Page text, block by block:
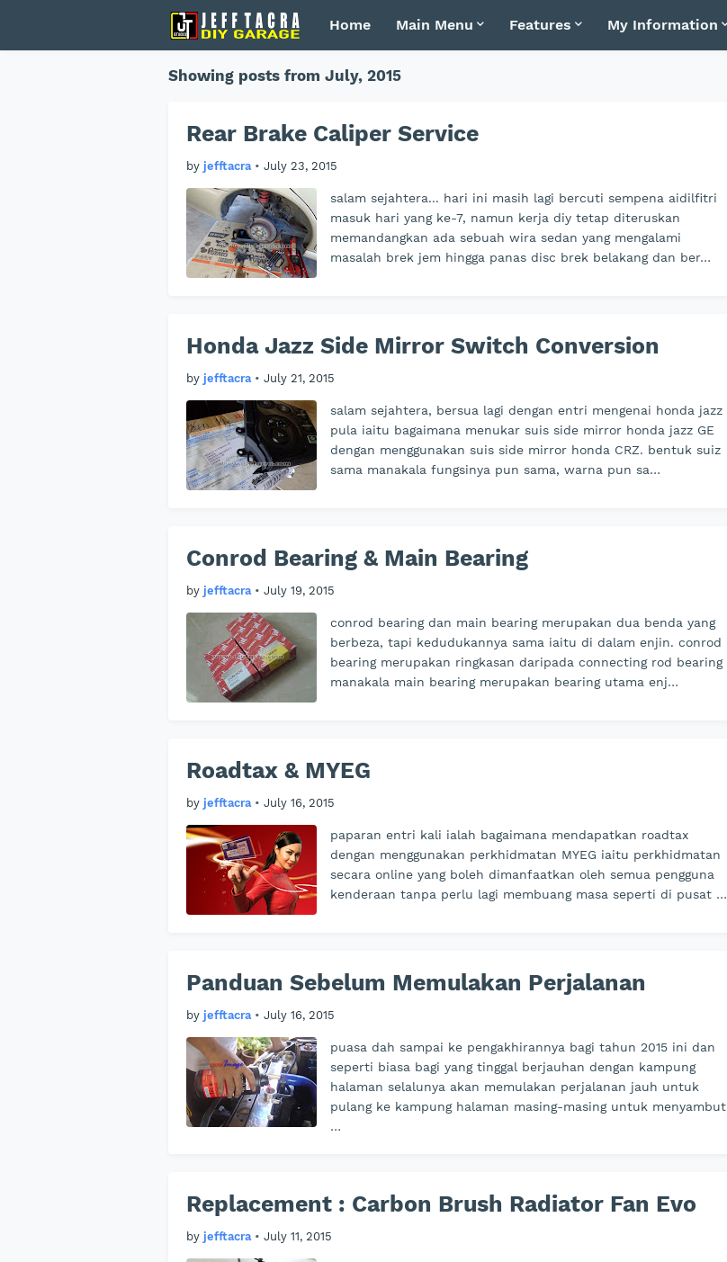
Home Main Menu Features My Information
Showing posts from July, 2015
Rear Brake Caliper Service
by jefftacra • July 23, 2015
salam sejahtera... hari ini masih lagi bercuti sempena aidilfitri
masuk hari yang ke-7, namun kerja diy tetap diteruskan
memandangkan ada sebuah wira sedan yang mengalami
masalah brek jem hingga panas disc brek belakang dan ber…
Honda Jazz Side Mirror Switch Conversion
by jefftacra • July 21, 2015
salam sejahtera, bersua lagi dengan entri mengenai honda jazz
pula iaitu bagaimana menukar suis side mirror honda jazz GE
dengan menggunakan suis side mirror honda CRZ. bentuk suiz
sama manakala fungsinya pun sama, warna pun sa…
Conrod Bearing & Main Bearing
by jefftacra • July 19, 2015
conrod bearing dan main bearing merupakan dua benda yang
berbeza, tapi kedudukannya sama iaitu di dalam enjin. conrod
bearing merupakan ringkasan daripada connecting rod bearing
manakala main bearing merupakan bearing utama enj…
Roadtax & MYEG
by jefftacra • July 16, 2015
paparan entri kali ialah bagaimana mendapatkan roadtax
dengan menggunakan perkhidmatan MYEG iaitu perkhidmatan
secara online yang boleh dimanfaatkan oleh semua pengguna
kenderaan tanpa perlu lagi membuang masa seperti di pusat …
Panduan Sebelum Memulakan Perjalanan
by jefftacra • July 16, 2015
puasa dah sampai ke pengakhirannya bagi tahun 2015 ini dan
seperti biasa bagi yang tinggal berjauhan dengan kampung
halaman selalunya akan memulakan perjalanan jauh untuk
pulang ke kampung halaman masing-masing untuk menyambut
…
Replacement : Carbon Brush Radiator Fan Evo
by jefftacra • July 11, 2015